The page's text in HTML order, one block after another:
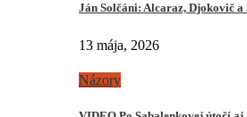
Ján Solčáni: Alcaraz, Djokovič
13 mája, 2026
Názory